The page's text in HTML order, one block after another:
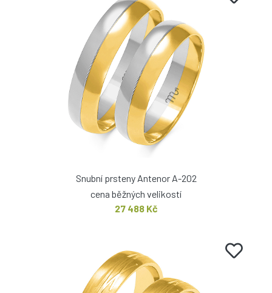
Snubní prsteny Antenor A-202
cena běžných velikostí
27 488 Kč